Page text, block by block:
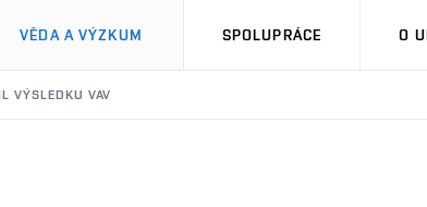
VĚDA A VÝZKUM SPOLUPRÁCE O
VÝSLEDKU VAV